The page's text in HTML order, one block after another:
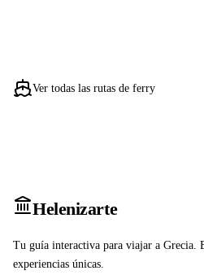
Ver todas las rutas de ferry
Helenizarte
Tu guía interactiva para viajar a Grecia.
experiencias únicas.